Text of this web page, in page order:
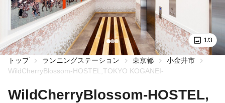
1/3
トップ ランニングステーション 東京都
小金井市
WildCherryBlossom-HOSTEL,TOKYO KOGANEI-
WildCherryBlossom-HOSTEL,